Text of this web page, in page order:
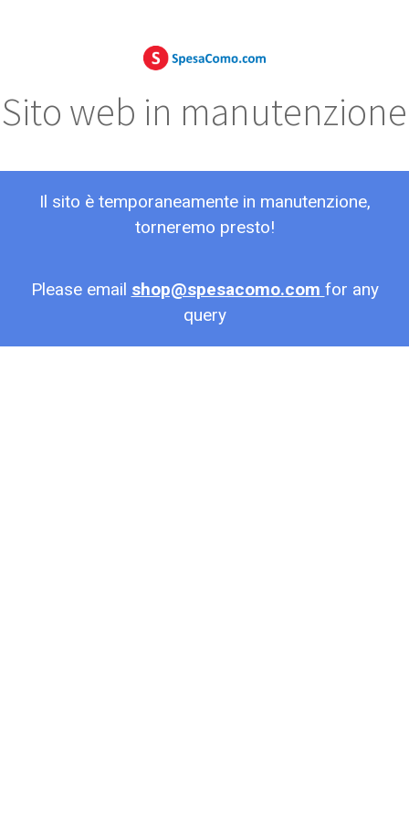
Sito web in manutenzione
Il sito è temporaneamente in manutenzione,
torneremo presto!
Please email shop@spesacomo.com for any
query